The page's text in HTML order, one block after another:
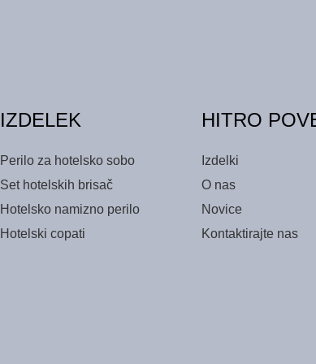
IZDELEK
Perilo za hotelsko sobo
Set hotelskih brisač
Hotelsko namizno perilo
Hotelski copati
HITRO
Izdelki
O nas
Novice
Kontaktirajte nas